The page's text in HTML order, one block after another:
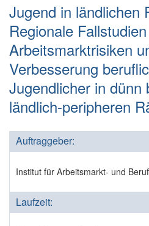
Jugend in ländlichen
Regionale
Arbeitsmarktrisiken
Verbesserung
Jugendlicher in dünn
ländlich-peripheren
Auftraggeber:
Institut für Arbeitsmarkt- und
Laufzeit: